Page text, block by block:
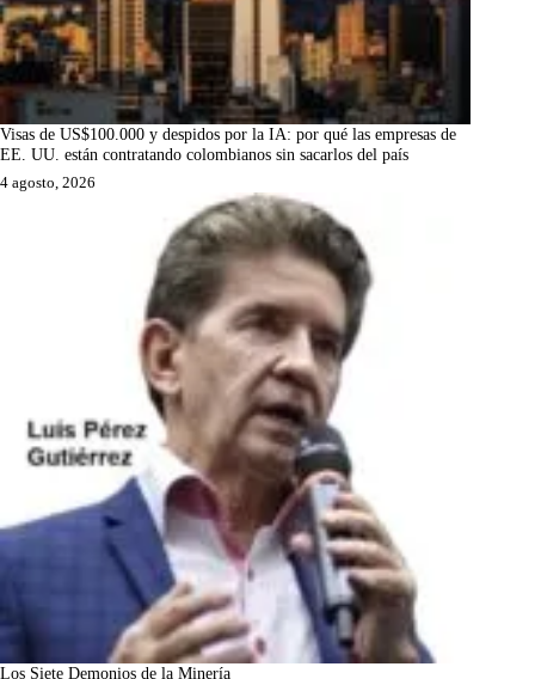
Visas de US$100.000 y despidos por la IA: por qué las empresas de
EE. UU. están contratando colombianos sin sacarlos del país
4 agosto, 2026
Los Siete Demonios de la Minería